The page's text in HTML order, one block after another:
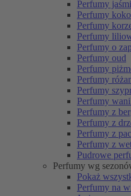
Perfumy
Perfumy
Perfumy
Perfumy
Perfumy o
Perfumy oud
Perfumy
Perfumy
Perfumy
Perfumy
Perfumy z
Perfumy z
Perfumy z
Perfumy z
Pudrowe
Perfumy wg
Pokaż
Perfumy na